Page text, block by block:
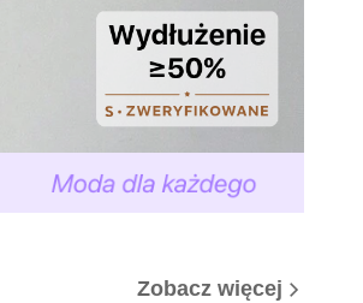
Zobacz więcej